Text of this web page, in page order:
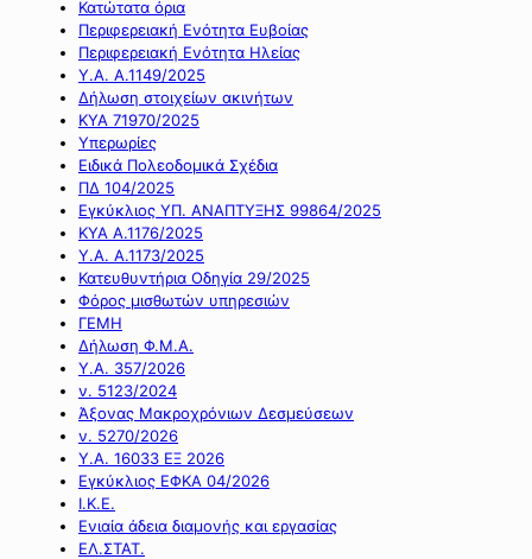
Κατώτατα όρια
Περιφερειακή Ενότητα Ευβοίας
Περιφερειακή Ενότητα Ηλείας
Υ.Α. Α.1149/2025
Δήλωση στοιχείων ακινήτων
ΚΥΑ 71970/2025
Υπερωρίες
Ειδικά Πολεοδομικά Σχέδια
ΠΔ 104/2025
Εγκύκλιος ΥΠ. ΑΝΑΠΤΥΞΗΣ 99864/2025
ΚΥΑ Α.1176/2025
Υ.Α. Α.1173/2025
Κατευθυντήρια Οδηγία 29/2025
Φόρος μισθωτών υπηρεσιών
ΓΕΜΗ
Δήλωση Φ.Μ.Α.
Υ.Α. 357/2026
ν. 5123/2024
Άξονας Μακροχρόνιων Δεσμεύσεων
ν. 5270/2026
Υ.Α. 16033 ΕΞ 2026
Εγκύκλιος ΕΦΚΑ 04/2026
Ι.Κ.Ε.
Ενιαία άδεια διαμονής και εργασίας
ΕΛ.ΣΤΑΤ.